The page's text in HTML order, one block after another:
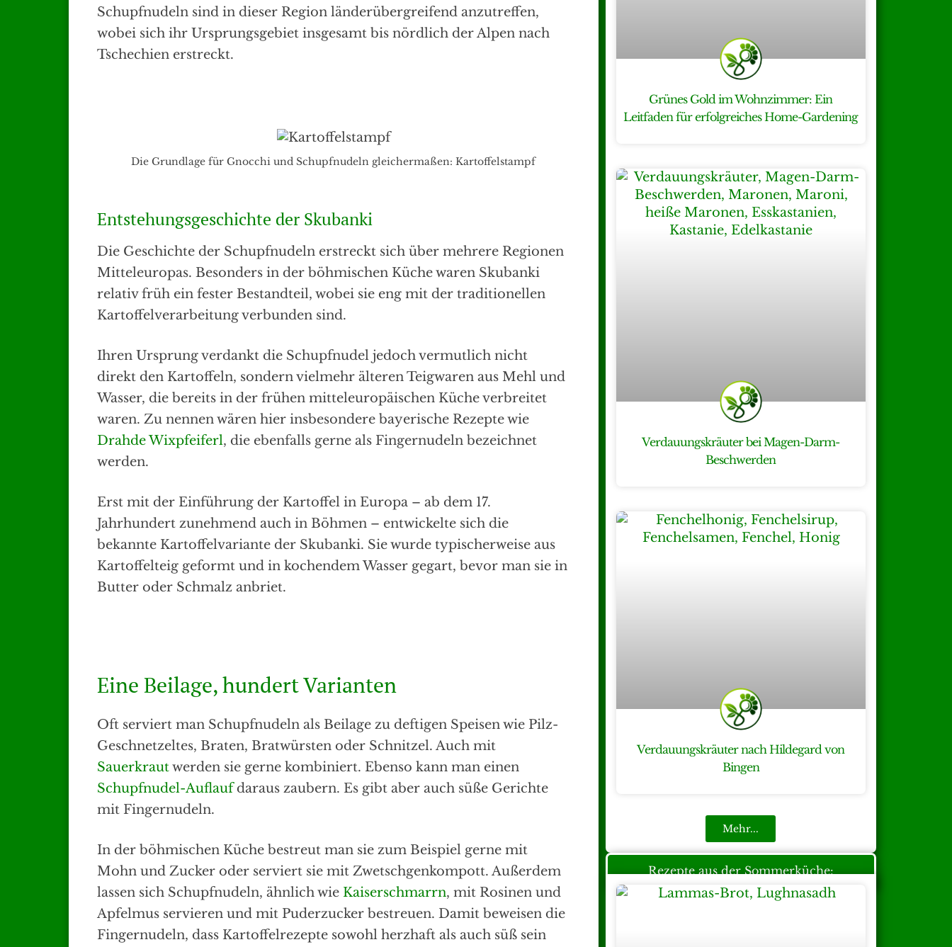
Schupfnudeln sind in dieser Region länderübergreifend anzutreffen,
wobei sich ihr Ursprungsgebiet insgesamt bis nördlich der Alpen nach
Tschechien erstreckt.
Die Grundlage für Gnocchi und Schupfnudeln gleichermaßen: Kartoffelstampf
Entstehungsgeschichte der Skubanki
Die Geschichte der Schupfnudeln erstreckt sich über mehrere Regionen
Mitteleuropas. Besonders in der böhmischen Küche waren Skubanki
relativ früh ein fester Bestandteil, wobei sie eng mit der traditionellen
Kartoffelverarbeitung verbunden sind.
Ihren Ursprung verdankt die Schupfnudel jedoch vermutlich nicht
direkt den Kartoffeln, sondern vielmehr älteren Teigwaren aus Mehl und
Wasser, die bereits in der frühen mitteleuropäischen Küche verbreitet
waren. Zu nennen wären hier insbesondere bayerische Rezepte wie
Drahde Wixpfeiferl, die ebenfalls gerne als Fingernudeln bezeichnet
werden.
Erst mit der Einführung der Kartoffel in Europa – ab dem 17.
Jahrhundert zunehmend auch in Böhmen – entwickelte sich die
bekannte Kartoffelvariante der Skubanki. Sie wurde typischerweise aus
Kartoffelteig geformt und in kochendem Wasser gegart, bevor man sie in
Butter oder Schmalz anbriet.
Eine Beilage, hundert Varianten
Oft serviert man Schupfnudeln als Beilage zu deftigen Speisen wie Pilz-
Geschnetzeltes, Braten, Bratwürsten oder Schnitzel. Auch mit
Sauerkrautwerden sie gerne kombiniert. Ebenso kann man einen
Schupfnudel-Auflaufdaraus zaubern. Es gibt aber auch süße Gerichte
mit Fingernudeln.
In der böhmischen Küche bestreut man sie zum Beispiel gerne mit
Mohn und Zucker oder serviert sie mit Zwetschgenkompott. Außerdem
lassen sich Schupfnudeln, ähnlich wie Kaiserschmarrn, mit Rosinen und
Apfelmus servieren und mit Puderzucker bestreuen. Damit beweisen die
Fingernudeln, dass Kartoffelrezepte sowohl herzhaft als auch süß sein
Grünes Gold im Wohnzimmer: Ein
Leitfaden für erfolgreiches Home-Gardening
Verdauungskräuter bei Magen-Darm-
Beschwerden
Verdauungskräuter nach Hildegard von
Bingen
Mehr...
Rezepte aus der Sommerküche: